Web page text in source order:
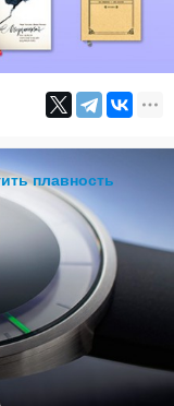
плавность